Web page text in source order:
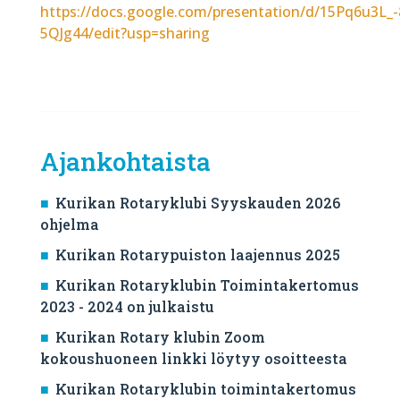
https://docs.google.com/presentation/d/15Pq6u3L_-
5QJg44/edit?usp=sharing
Ajankohtaista
Kurikan Rotaryklubi Syyskauden 2026
ohjelma
Kurikan Rotarypuiston laajennus 2025
Kurikan Rotaryklubin Toimintakertomus
2023 - 2024 on julkaistu
Kurikan Rotary klubin Zoom
kokoushuoneen linkki löytyy osoitteesta
Kurikan Rotaryklubin toimintakertomus